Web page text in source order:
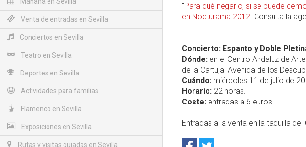
Venta de entradas en Sevilla
Conciertos en Sevilla
Teatro en Sevilla
Deportes en Sevilla
Actividades para familias
Flamenco en Sevilla
Exposiciones en Sevilla
Rutas y visitas guiadas en Sevilla
"Para qué negarlo, si se puede
en Nocturama 2012. Consulta la
Concierto: Espanto y Doble
Dónde: en el Centro Andaluz de
de la Cartuja. Avenida de los
Cuándo: miércoles 11 de julio de
Horario: 22 horas.
Coste: entradas a 6 euros.
Entradas a la venta en la taquilla